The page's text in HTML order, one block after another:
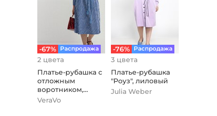
-67% Распродажа
2 цвета
Платье-рубашка с
отложным
воротником,
синий
VeraVo
-76% Распродажа
3 цвета
Платье-рубашка
"Роуз", лиловый
Julia Weber